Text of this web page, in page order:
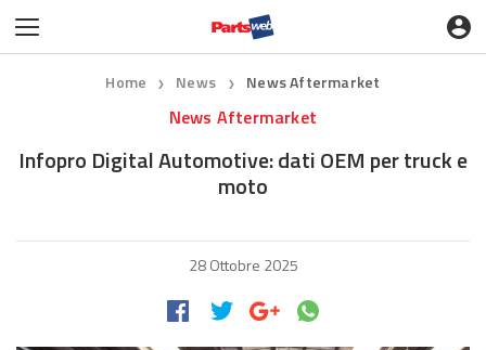
Home ❯ News ❯ News Aftermarket
News Aftermarket
Infopro Digital Automotive: dati OEM per truck e
moto
28 Ottobre 2025